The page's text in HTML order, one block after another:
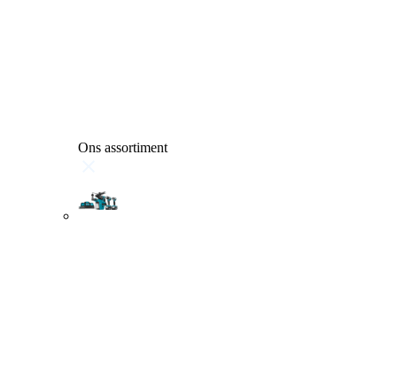
Ons assortiment